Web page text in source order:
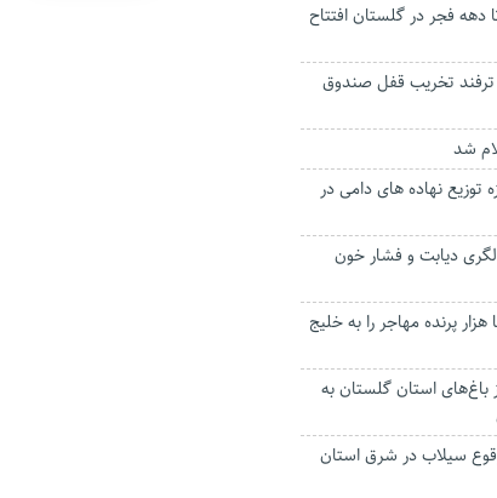
فجر در گلستان افتتاح
تخریب قفل صندوق
شد
نهاده های دامی در
دیابت و فشار خون
پرنده مهاجر را به خلیج
و ۱۰۰ هکتار از باغ‌های استان گلستان به
سیلاب در شرق استان